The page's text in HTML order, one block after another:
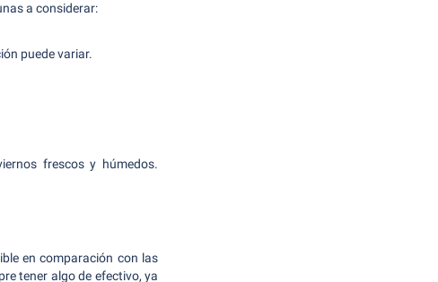
a considerar:
puede variar.
frescos y húmedos.
en comparación con las
tener algo de efectivo, ya